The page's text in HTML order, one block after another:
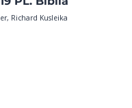
Richard Kusleika